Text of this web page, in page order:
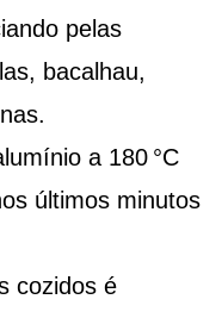
pelas
bacalhau,
a 180 °C
últimos minutos
cozidos é